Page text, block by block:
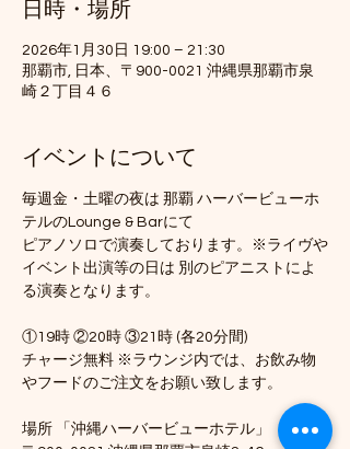
日時・場所
2026年1月30日 19:00 – 21:30
那覇市, 日本、〒900-0021 沖縄県那覇市泉
崎２丁目４６
イベントについて
毎週金・土曜の夜は 那覇 ハーバービューホ
テルのLounge & Barにて
ピアノソロで演奏しております。※ライヴや
イベント出演等の日は 別のピアニストによ
る演奏となります。
①19時 ②20時 ③21時 (各20分間)
チャージ無料 ※ラウンジ内では、お飲み物
やフードのご注文をお願い致します。
場所 「沖縄ハーバービューホテル」